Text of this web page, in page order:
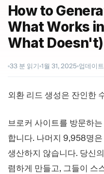
How to
What Works
What Doesn't)
33 분 읽기 1월 31, 2025 업데이트
외환 리드 생성은 잔인한
브로커 사이트를 방문하
합니다. 나머지 9,958명
생산하지 않습니다. 당신
렴하게 만들고, 그들이 스
턴키 솔루션
Forex / CFD
모듈
리소스
마케팅 가이드
블로그